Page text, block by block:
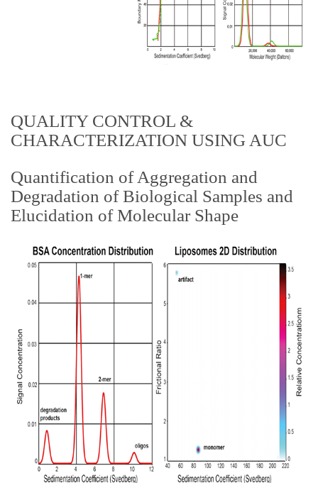
QUALITY CONTROL &
CHARACTERIZATION USING AUC
Quantification of Aggregation and
Degradation of Biological Samples and
Elucidation of Molecular Shape